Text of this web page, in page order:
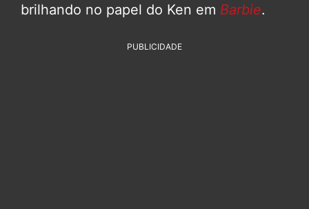
brilhando no papel do Ken em Barbie.
PUBLICIDADE